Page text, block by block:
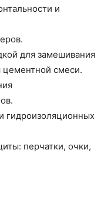
и
для замешивания
цементной смеси.
гидроизоляционных
перчатки, очки,